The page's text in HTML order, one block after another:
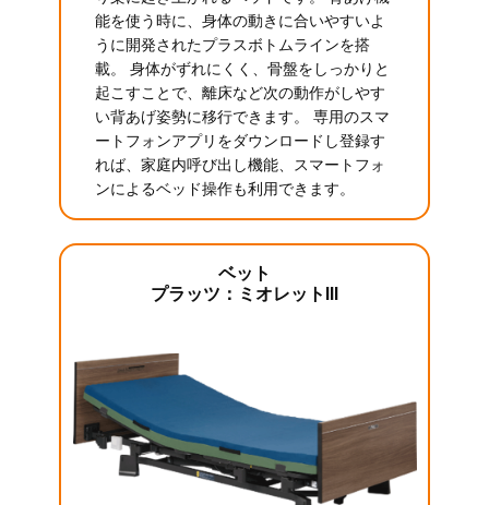
能を使う時に、身体の動きに合いやすいよ
うに開発されたプラスボトムラインを搭
載。 身体がずれにくく、骨盤をしっかりと
起こすことで、離床など次の動作がしやす
い背あげ姿勢に移行できます。 専用のスマ
ートフォンアプリをダウンロードし登録す
れば、家庭内呼び出し機能、スマートフォ
ンによるベッド操作も利用できます。
ベット
プラッツ：ミオレットIII